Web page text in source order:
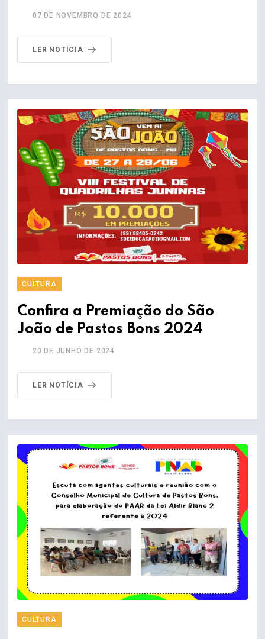
07 DE NOVEMBRO DE 2024
LER NOTÍCIA
CULTURA
Confira a Premiação do São
João de Pastos Bons 2024
20 DE JUNHO DE 2024
LER NOTÍCIA
CULTURA